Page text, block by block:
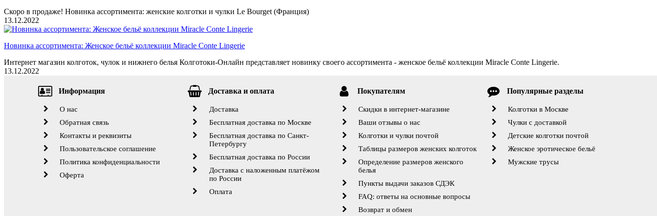
Скоро в продаже! Новинка ассортимента: женские колготки и чулки Le Bourget (Франция)
13.12.2022
Новинка ассортимента: Женское бельё коллекции Miracle Conte Lingerie
Интернет магазин колготок, чулок и нижнего белья Колготоки-Онлайн представляет новинку своего ассортимента - женское бельё коллекции Miracle Conte Lingerie.
13.12.2022
Информация
О нас
Обратная связь
Контакты и реквизиты
Пользовательское соглашение
Политика конфиденциальности
Оферта
Доставка и оплата
Доставка
Бесплатная доставка по Москве
Бесплатная доставка по Санкт-
Петербургу
Бесплатная доставка по России
Доставка с наложенным платёжом
по России
Оплата
Покупателям
Скидки в интернет-магазине
Ваши отзывы о нас
Колготки и чулки почтой
Таблицы размеров женских колготок
Определение размеров женского
белья
Пункты выдачи заказов СДЭК
FAQ: ответы на основные вопросы
Возврат и обмен
Популярные разделы
Колготки в Москве
Чулки с доставкой
Детские колготки почтой
Женское эротическое бельё
Мужские трусы